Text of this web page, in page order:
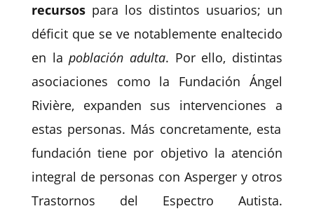
recursospara los distintos usuarios; un
déficit que se ve notablemente enaltecido
en lapoblación adulta. Por ello, distintas
asociaciones como la Fundación Ángel
Rivière, expanden sus intervenciones a
estas personas. Más concretamente, esta
fundación tiene por objetivo la atención
integral de personas con Asperger y otros
Trastornos del Espectro Autista.